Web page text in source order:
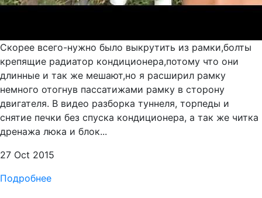
Скорее всего-нужно было выкрутить из рамки,болты
крепящие радиатор кондиционера,потому что они
длинные и так же мешают,но я расширил рамку
немного отогнув пассатижами рамку в сторону
двигателя. В видео разборка туннеля, торпеды и
снятие печки без спуска кондиционера, а так же читка
дренажа люка и блок...
27 Oct 2015
Подробнее